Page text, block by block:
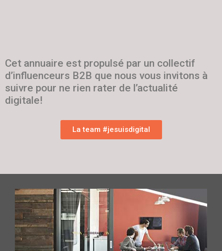
Cet annuaire est propulsé par un collectif
d’influenceurs B2B que nous vous invitons à
suivre pour ne rien rater de l’actualité
digitale!
La team #jesuisdigital